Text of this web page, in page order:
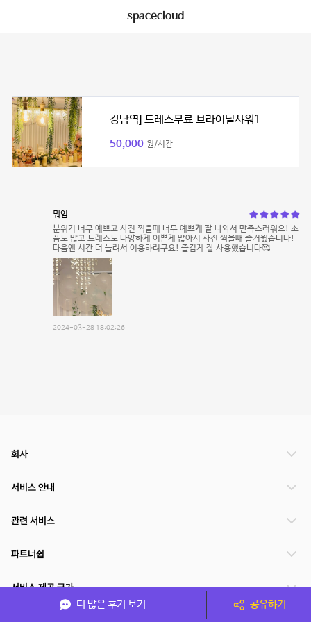
spacecloud
강남역] 드레스무료 브라이덜샤워1
50,000 원/시간
뭐임
분위기 너무 예쁘고 사진 찍을때 너무 예쁘게 잘 나와서 만족스러워요! 소
품도 많고 드레스도 다양하게 이쁜게 많아서 사진 찍을때 즐거웠습니다!
다음엔 시간 더 늘려서 이용하려구요! 즐겁게 잘 사용했습니다🥰
2024-03-28 18:02:26
더 많은 후기 보기 공유하기
회사
서비스 안내
관련 서비스
파트너쉽
서비스 제공 국가